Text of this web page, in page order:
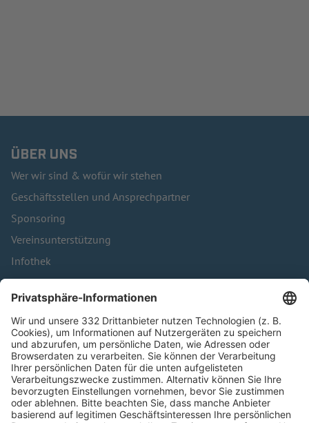
ÜBER UNS
Wer wir sind & wofür wir stehen
Geschäftsstellen und Ansprechpartner
Sponsoring
Vereinsunterstützung
Infothek
Kontakt
HÄUFIG BESUCHTE SEITEN
Pässe und Vereinswechsel
Trainerausbildung
Schulungsangebot Vereinsmitarbeiter
BFV-Geschäftsstellen